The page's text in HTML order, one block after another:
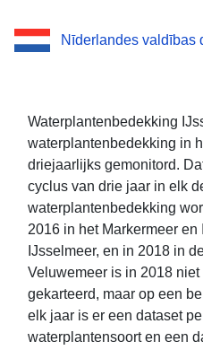
Nīderlandes valdības
Waterplantenbedekking
waterplantenbedekking in
driejaarlijks gemonitord.
cyclus van drie jaar in elk
waterplantenbedekking
2016 in het Markermeer en
IJsselmeer, en in 2018 in
Veluwemeer is in 2018
gekarteerd, maar op een
elk jaar is er een dataset
waterplantensoort en een